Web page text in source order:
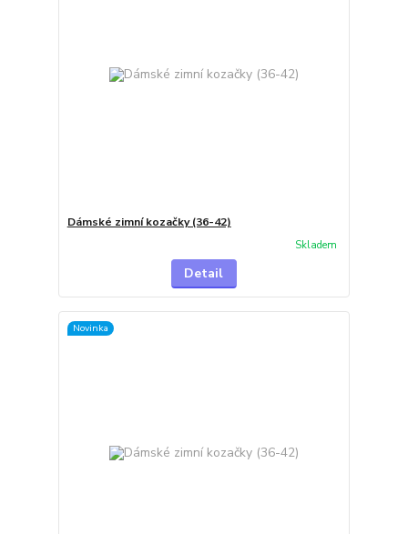
Dámské zimní kozačky (36-42)
Skladem
Detail
Novinka